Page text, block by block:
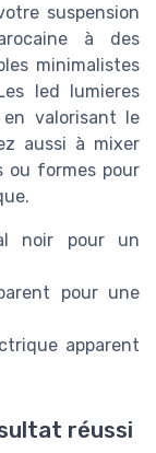
suspension
à des
minimalistes
led lumieres
valorisant le
aussi à mixer
ou formes pour
noir pour un
pour une
apparent
réussi